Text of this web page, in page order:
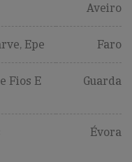
Aveiro
Epe Faro
Fios E
Guarda
Évora